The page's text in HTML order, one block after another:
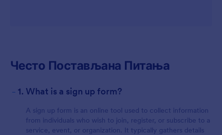
Често Постављана Питања
- 1. What is a sign up form?
A sign up form is an online tool used to collect information
from individuals who wish to join, register, or subscribe to a
service, event, or organization. It typically gathers details